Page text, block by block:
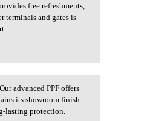
free refreshments,
terminals and gates is
advanced PPF offers
its showroom finish.
lasting protection.